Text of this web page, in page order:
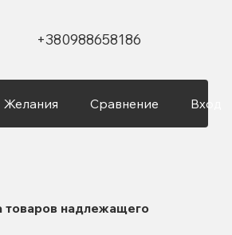
+380988658186
Желания Сравнение Вход
товаров надлежащего